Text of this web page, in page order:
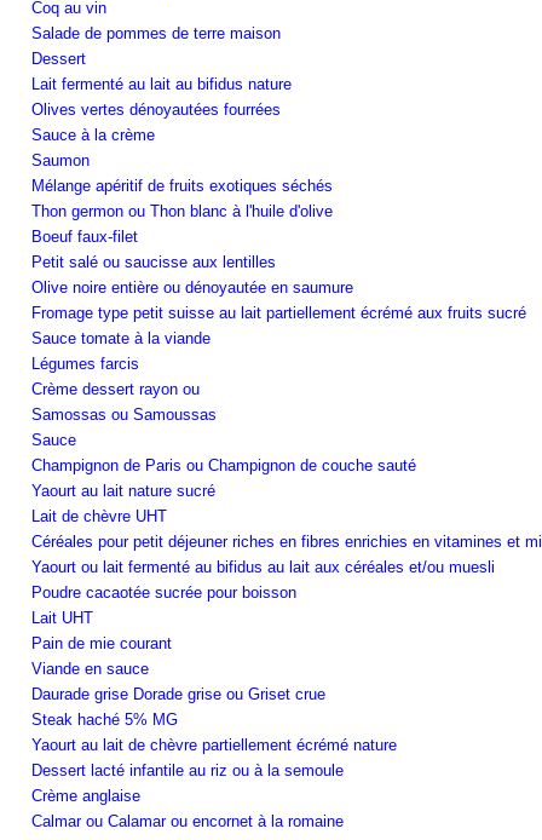
Coq au vin
Salade de pommes de terre maison
Dessert
Lait fermenté au lait au bifidus nature
Olives vertes dénoyautées fourrées
Sauce à la crème
Saumon
Mélange apéritif de fruits exotiques séchés
Thon germon ou Thon blanc à l'huile d'olive
Boeuf faux-filet
Petit salé ou saucisse aux lentilles
Olive noire entière ou dénoyautée en saumure
Fromage type petit suisse au lait partiellement écrémé aux fruits sucré
Sauce tomate à la viande
Légumes farcis
Crème dessert rayon ou
Samossas ou Samoussas
Sauce
Champignon de Paris ou Champignon de couche sauté
Yaourt au lait nature sucré
Lait de chèvre UHT
Céréales pour petit déjeuner riches en fibres enrichies en vitamines et
Yaourt ou lait fermenté au bifidus au lait aux céréales et/ou muesli
Poudre cacaotée sucrée pour boisson
Lait UHT
Pain de mie courant
Viande en sauce
Daurade grise Dorade grise ou Griset crue
Steak haché 5% MG
Yaourt au lait de chèvre partiellement écrémé nature
Dessert lacté infantile au riz ou à la semoule
Crème anglaise
Calmar ou Calamar ou encornet à la romaine